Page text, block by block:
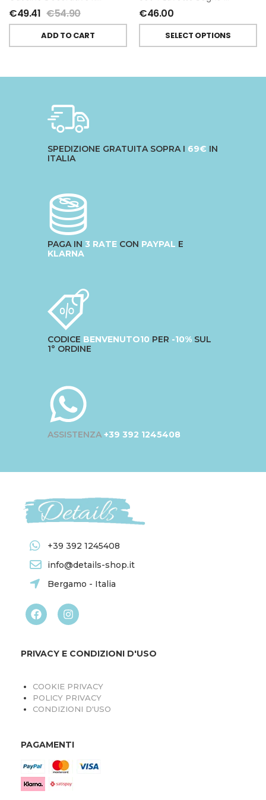
€49.41 €54.90
ADD TO CART
€46.00
SELECT OPTIONS
SPEDIZIONE GRATUITA SOPRA I 69€ IN
ITALIA
PAGA IN 3 RATE CON PAYPAL E
KLARNA
CODICE BENVENUTO10 PER -10% SUL
1° ORDINE
ASSISTENZA +39 392 1245408
+39 392 1245408
info@details-shop.it
Bergamo - Italia
PRIVACY E CONDIZIONI D'USO
COOKIE PRIVACY
POLICY PRIVACY
CONDIZIONI D'USO
PAGAMENTI